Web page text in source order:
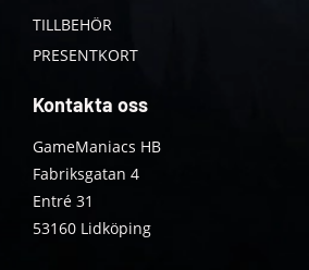
TILLBEHÖR
PRESENTKORT
Kontakta oss
GameManiacs HB
Fabriksgatan 4
Entré 31
53160 Lidköping